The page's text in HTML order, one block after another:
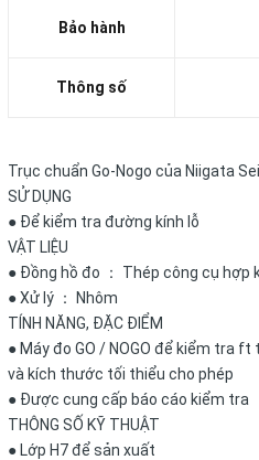
Bảo hành
Thông số
Trục chuẩn Go-Nogo của Niigata
SỬ DỤNG
● Để kiểm tra đường kính lỗ
VẬT LIỆU
● Đồng hồ đo ： Thép công cụ hợp
● Xử lý ： Nhôm
TÍNH NĂNG, ĐẶC ĐIỂM
● Máy đo GO / NOGO để kiểm tra
và kích thước tối thiểu cho phép
● Được cung cấp báo cáo kiểm tra
THÔNG SỐ KỸ THUẬT
● Lớp H7 để sản xuất